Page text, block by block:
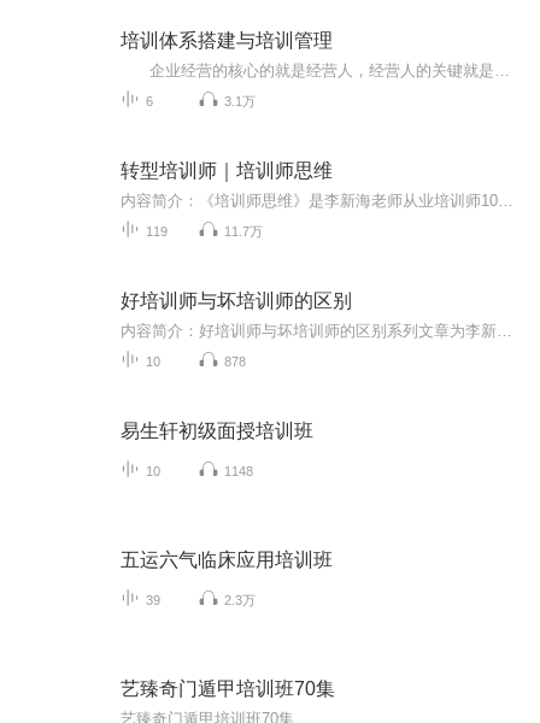
培训体系搭建与培训管理
6 3.1万
转型培训师｜培训师思维
119 11.7万
好培训师与坏培训师的区别
10 878
易生轩初级面授培训班
10 1148
五运六气临床应用培训班
39 2.3万
艺臻奇门遁甲培训班70集
艺臻奇门遁甲培训班70集